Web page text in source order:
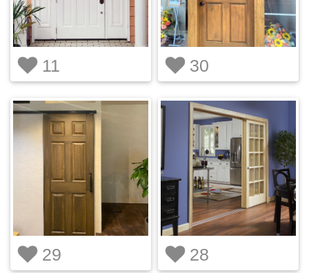
11 30
29 28